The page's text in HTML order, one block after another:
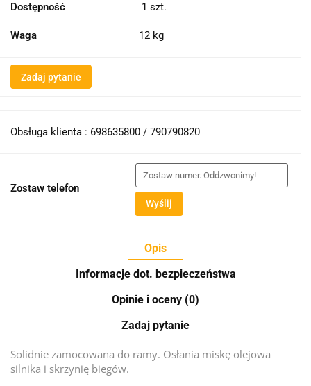
Dostępność 1 szt.
Waga 12 kg
Zadaj pytanie
Obsługa klienta : 698635800 / 790790820
Zostaw telefon
Wyślij
Opis
Informacje dot. bezpieczeństwa
Opinie i oceny (0)
Zadaj pytanie
Solidnie zamocowana do ramy. Osłania miskę olejowa
silnika i skrzynię biegów.